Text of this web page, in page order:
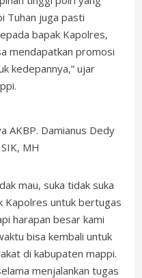
Tuhan juga pasti
bapak Kapolres,
mendapatkan promosi
kedepannya,” ujar
AKBP. Damianus Dedy
MH
mau, suka tidak suka
Kapolres untuk bertugas
harapan besar kami
bisa kembali untuk
di kabupaten mappi.
menjalankan tugas